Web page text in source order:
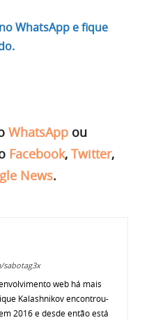
WhatsApp e fique
WhatsApp ou
Facebook, Twitter,
News.
web há mais
Kalashnikov encontrou-
2016 e desde então está